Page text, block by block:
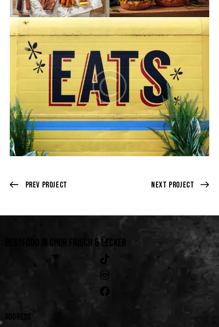
Prev Project Next Project
BESTFOOD IN CHUR FRISCH & LECKER
ADDRESS